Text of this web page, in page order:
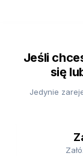
Jeśli
się
Jedynie